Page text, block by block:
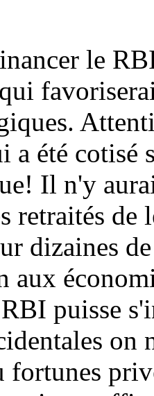
le
a été cotisé
Il n'y
retraités de
dizaines
aux
puisse
on
fortunes